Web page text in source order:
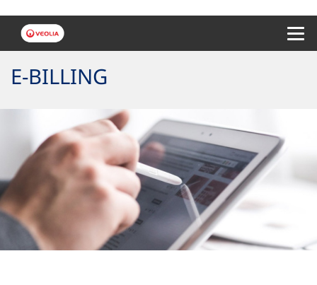
E-BILLING